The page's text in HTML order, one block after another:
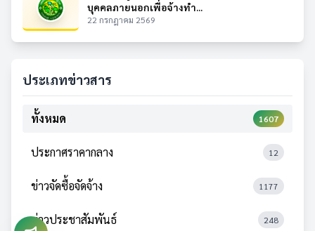
บุคคลภายนอกเพื่อจ้างทำ...
22 กรกฎาคม 2569
ประเภทข่าวสาร
ทั้งหมด 1607
ประกาศราคากลาง 12
ข่าวจัดซื้อจัดจ้าง 1177
ข่าวประชาสัมพันธ์ 248